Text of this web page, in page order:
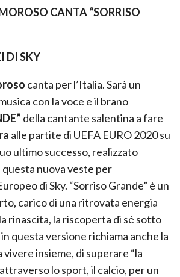
CANTA “SORRISO
DI SKY
canta per l’Italia. Sarà un
con la voce e il brano
della cantante salentina a fare
alle partite di UEFA EURO 2020 su
ultimo successo, realizzato
nuova veste per
di Sky. “Sorriso Grande” è un
carico di una ritrovata energia
rinascita, la riscoperta di sé sotto
questa versione richiama anche la
insieme, di superare “la
lo sport, il calcio, per un